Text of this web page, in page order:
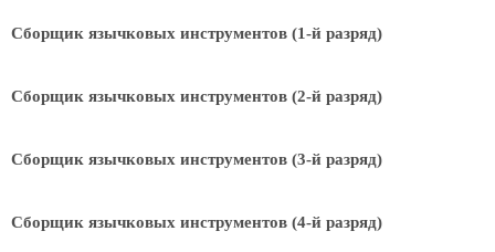
Сборщик язычковых инструментов (1-й разряд)
Сборщик язычковых инструментов (2-й разряд)
Сборщик язычковых инструментов (3-й разряд)
Сборщик язычковых инструментов (4-й разряд)